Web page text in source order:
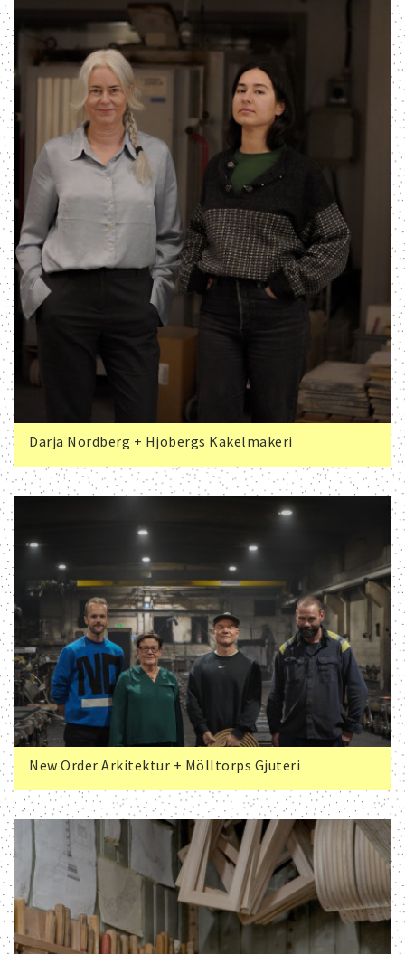
Darja Nordberg + Hjobergs Kakelmakeri
New Order Arkitektur + Mölltorps Gjuteri